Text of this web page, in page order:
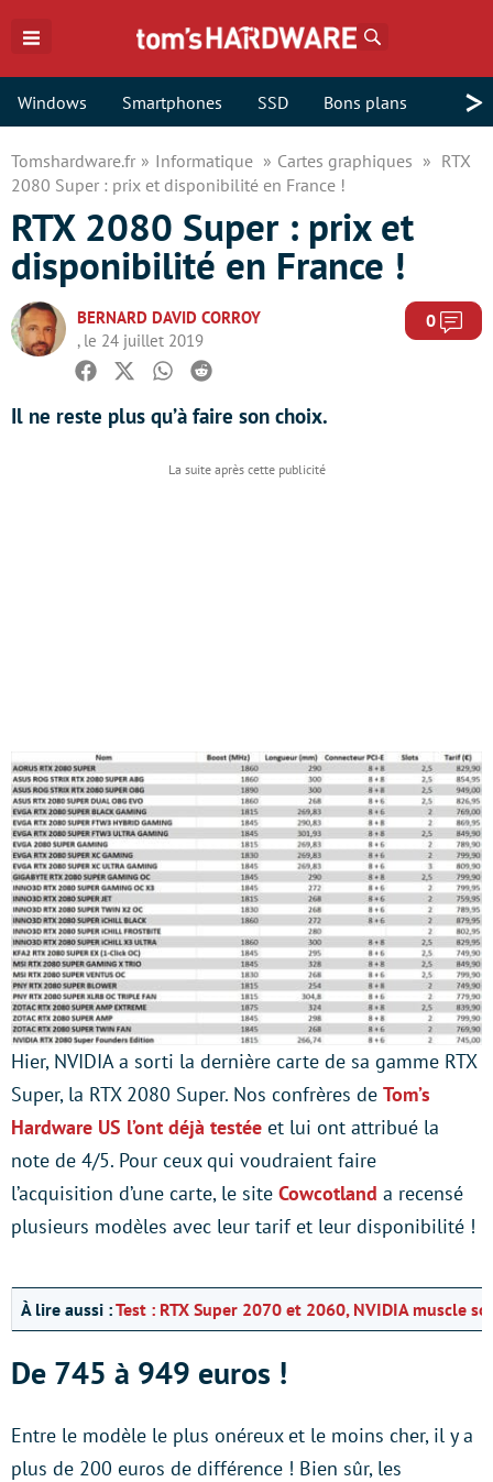
Windows Smartphones SSD Bons plans >
Tomshardware.fr Informatique Cartes graphiques
RTX
2080 Super : prix et disponibilité en France !
RTX 2080 Super : prix et
disponibilité en France !
BERNARD DAVID CORROY
, le 24 juillet 2019
0
Facebook
TwitterWhatsapp
Reddit
Il ne reste plus qu’à faire son choix.
Hier, NVIDIA a sorti la dernière carte de sa gamme RTX
Super, la RTX 2080 Super. Nos confrères de Tom’s
Hardware US l’ont déjà testée et lui ont attribué la
note de 4/5. Pour ceux qui voudraient faire
l’acquisition d’une carte, le site Cowcotland a recensé
plusieurs modèles avec leur tarif et leur disponibilité !
À lire aussi :Test : RTX Super 2070 et 2060, NVIDIA muscle
De 745 à 949 euros !
Entre le modèle le plus onéreux et le moins cher, il y a
plus de 200 euros de différence ! Bien sûr, les